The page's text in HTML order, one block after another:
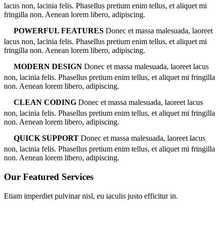
lacus non, lacinia felis. Phasellus pretium enim tellus, et aliquet mi
fringilla non. Aenean lorem libero, adipiscing.
POWERFUL FEATURES Donec et massa malesuada, laoreet
lacus non, lacinia felis. Phasellus pretium enim tellus, et aliquet mi
fringilla non. Aenean lorem libero, adipiscing.
MODERN DESIGN Donec et massa malesuada, laoreet lacus
non, lacinia felis. Phasellus pretium enim tellus, et aliquet mi fringilla
non. Aenean lorem libero, adipiscing.
CLEAN CODING Donec et massa malesuada, laoreet lacus
non, lacinia felis. Phasellus pretium enim tellus, et aliquet mi fringilla
non. Aenean lorem libero, adipiscing.
QUICK SUPPORT Donec et massa malesuada, laoreet lacus
non, lacinia felis. Phasellus pretium enim tellus, et aliquet mi fringilla
non. Aenean lorem libero, adipiscing.
Our Featured Services
Etiam imperdiet pulvinar nisl, eu iaculis justo efficitur in.